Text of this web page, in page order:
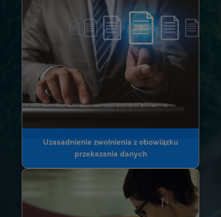
Uzasadnienie zwolnienia z obowiązku
przekazania danych